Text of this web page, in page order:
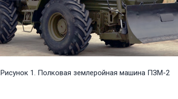
Рисунок 1. Полковая землеройная машина ПЗМ-2